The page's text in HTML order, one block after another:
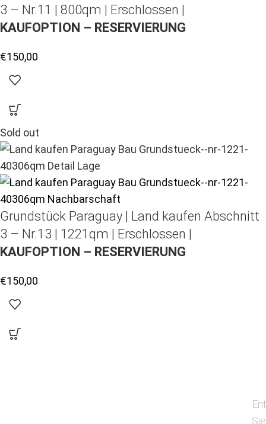
3 – Nr.11 | 800qm | Erschlossen |
KAUFOPTION – RESERVIERUNG
€150,00
Sold out
Grundstück Paraguay | Land kaufen Abschnitt
3 – Nr.13 | 1221qm | Erschlossen |
KAUFOPTION – RESERVIERUNG
€150,00
Sie